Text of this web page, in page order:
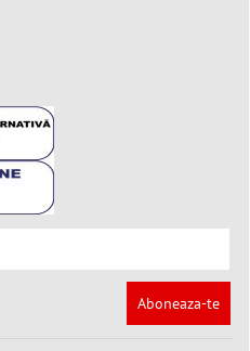
Aboneaza-te